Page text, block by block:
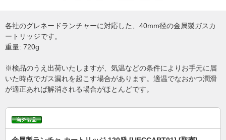
各社のグレネードランチャーに対応した、40mm径の金属製ガスカ
ートリッジです。
重量: 720g
※検品のうえ出荷いたしますが、気温などの条件によりお手元に届
いた時点でガス漏れを起こす場合があります。適温でなおかつ潤滑
が適正あれば解消される場合がほとんどです。